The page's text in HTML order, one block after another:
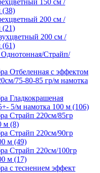
150 см /
(38)
200 см /
(21)
200 см /
(61)
Страйп/
Отбеленная с эффектом
75-80-85 гр/м намотка
Гладкокрашеная
5/м намотка 100 м (106)
Страйп 220см/85гр
м (8)
Страйп 220см/90гр
м (49)
Страйп 220см/100гр
м (17)
с теснением эффект